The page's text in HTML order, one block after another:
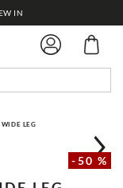
IN
WIDE LEG
-50 %